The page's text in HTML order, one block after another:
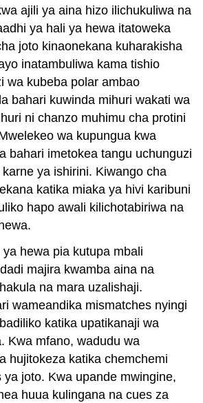
ajili ya aina hizo ilichukuliwa na
ya hali ya hewa itatoweka
joto kinaonekana kuharakisha
inatambuliwa kama tishio
wa kubeba polar ambao
bahari kuwinda mihuri wakati wa
ni chanzo muhimu cha protini
wa kupungua kwa
bahari imetokea tangu uchunguzi
ya ishirini. Kiwango cha
katika miaka ya hivi karibuni
hapo awali kilichotabiriwa na
hewa pia kutupa mbali
majira kwamba aina na
na mara uzalishaji.
wameandika mismatches nyingi
katika upatikanaji wa
Kwa mfano, wadudu wa
hujitokeza katika chemchemi
ya joto. Kwa upande mwingine,
huua kulingana na cues za